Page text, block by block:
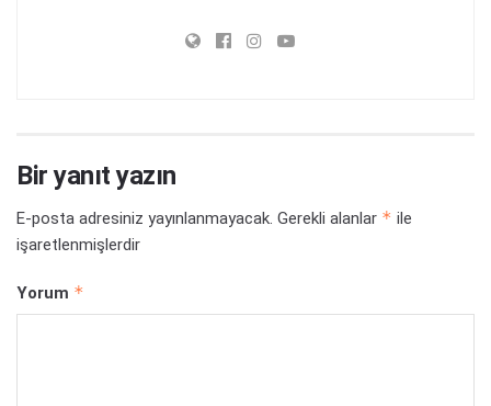
Bir yanıt yazın
E-posta adresiniz yayınlanmayacak. Gerekli alanlar * ile
işaretlenmişlerdir
Yorum *